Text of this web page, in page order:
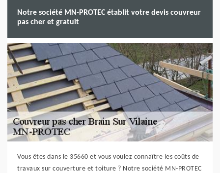
Notre société MN-PROTEC établit votre devis couvreur
pas cher et gratuit
Vous êtes dans le 35660 et vous voulez connaître les coûts de
travaux sur couverture et toiture ? Notre société MN-PROTEC